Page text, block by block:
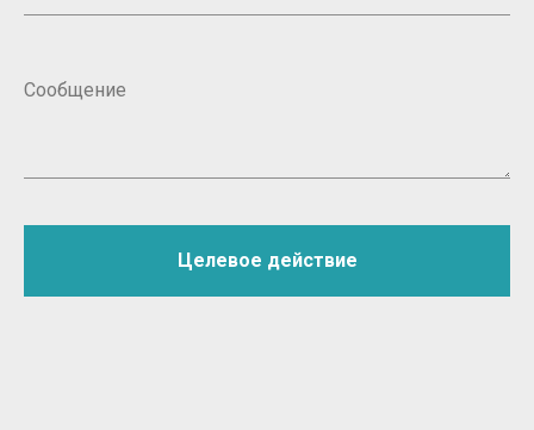
Целевое действие